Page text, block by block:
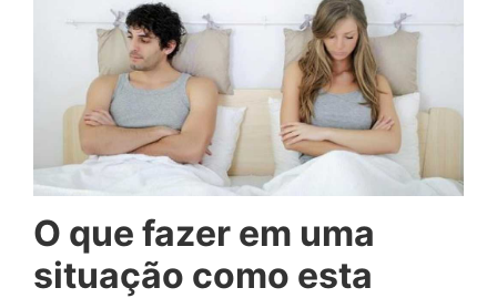
O que fazer em uma
situação como esta